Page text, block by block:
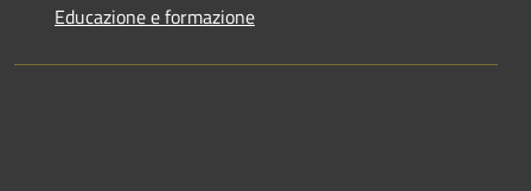
Educazione e formazione